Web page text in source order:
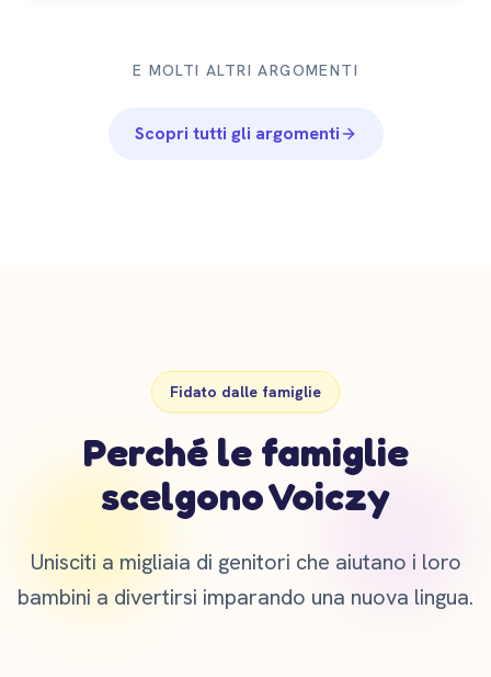
E MOLTI ALTRI ARGOMENTI
Scopri tutti gli argomenti
Fidato dalle famiglie
Perché le famiglie
scelgono Voiczy
Unisciti a migliaia di genitori che aiutano i loro
bambini a divertirsi imparando una nuova lingua.